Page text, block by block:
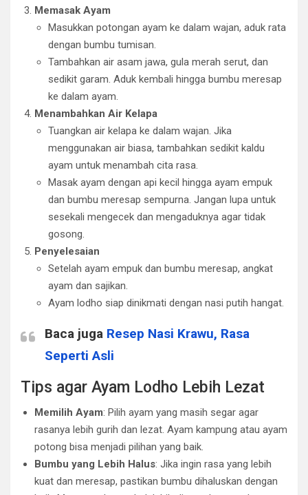
Memasak Ayam
Masukkan potongan ayam ke dalam wajan, aduk rata
dengan bumbu tumisan.
Tambahkan air asam jawa, gula merah serut, dan
sedikit garam. Aduk kembali hingga bumbu meresap
ke dalam ayam.
Menambahkan Air Kelapa
Tuangkan air kelapa ke dalam wajan. Jika
menggunakan air biasa, tambahkan sedikit kaldu
ayam untuk menambah cita rasa.
Masak ayam dengan api kecil hingga ayam empuk
dan bumbu meresap sempurna. Jangan lupa untuk
sesekali mengecek dan mengaduknya agar tidak
gosong.
Penyelesaian
Setelah ayam empuk dan bumbu meresap, angkat
ayam dan sajikan.
Ayam lodho siap dinikmati dengan nasi putih hangat.
Baca juga Resep Nasi Krawu, Rasa
Seperti Asli
Tips agar Ayam Lodho Lebih Lezat
Memilih Ayam: Pilih ayam yang masih segar agar
rasanya lebih gurih dan lezat. Ayam kampung atau ayam
potong bisa menjadi pilihan yang baik.
Bumbu yang Lebih Halus: Jika ingin rasa yang lebih
kuat dan meresap, pastikan bumbu dihaluskan dengan